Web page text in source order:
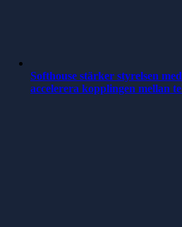
Softhouse stärker styrelsen
accelerera kopplingen mellan